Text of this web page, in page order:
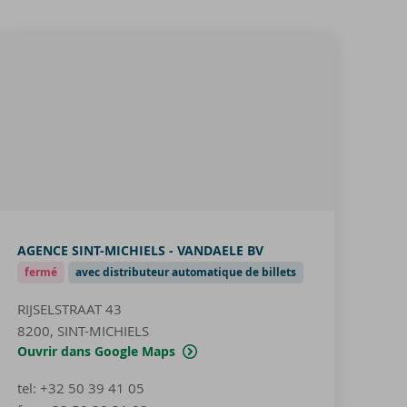
AGENCE SINT-MICHIELS - VANDAELE BV
fermé avec distributeur automatique de billets
RIJSELSTRAAT 43
8200, SINT-MICHIELS
Ouvrir dans Google Maps
tel: +32 50 39 41 05